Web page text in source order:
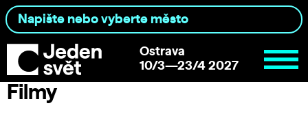
Ostrava
10/3—23/4 2027
Filmy